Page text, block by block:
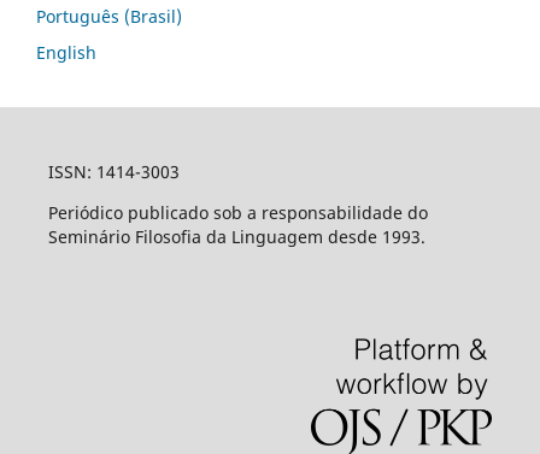
Português (Brasil)
English
ISSN: 1414-3003
Periódico publicado sob a responsabilidade do
Seminário Filosofia da Linguagem desde 1993.